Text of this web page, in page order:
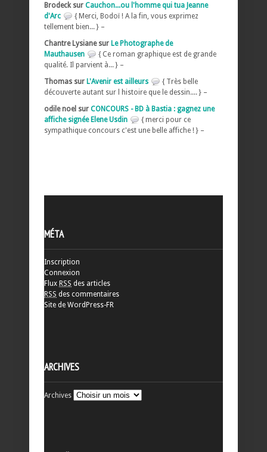
Brodeck sur Cauchon...ou l'homme qui tua Jeanne
d'Arc
{ Merci, Bodoï ! A la fin, vous exprimez
tellement bien... } –
Chantre Lysiane sur Le Photographe de
Mauthausen
{ Ce roman graphique est de grande
qualité. Il parvient à... } –
Thomas sur L'Avenir est ailleurs
{ Très belle
découverte autant sur l histoire que le dessin.... } –
odile noel sur CONCOURS - BD à Bastia : gagnez une
affiche signée Elene Usdin
{ merci pour ce
sympathique concours c'est une belle affiche ! } –
MÉTA
Inscription
Connexion
Flux RSS des articles
RSS des commentaires
Site de WordPress-FR
ARCHIVES
Archives